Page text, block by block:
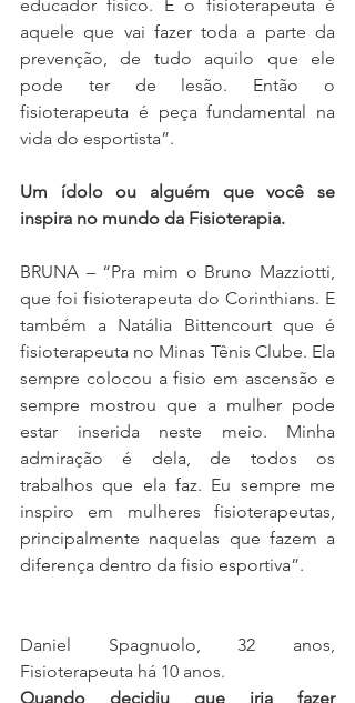
educador físico. E o fisioterapeuta é
aquele que vai fazer toda a parte da
prevenção, de tudo aquilo que ele
pode ter de lesão. Então o
fisioterapeuta é peça fundamental na
vida do esportista”.
Um ídolo ou alguém que você se
inspira no mundo da Fisioterapia.
BRUNA – “Pra mim o Bruno Mazziotti,
que foi fisioterapeuta do Corinthians. E
também a Natália Bittencourt que é
fisioterapeuta no Minas Tênis Clube. Ela
sempre colocou a fisio em ascensão e
sempre mostrou que a mulher pode
estar inserida neste meio. Minha
admiração é dela, de todos os
trabalhos que ela faz. Eu sempre me
inspiro em mulheres fisioterapeutas,
principalmente naquelas que fazem a
diferença dentro da fisio esportiva”.
Daniel Spagnuolo, 32 anos,
Fisioterapeuta há 10 anos.
Quando decidiu que iria fazer